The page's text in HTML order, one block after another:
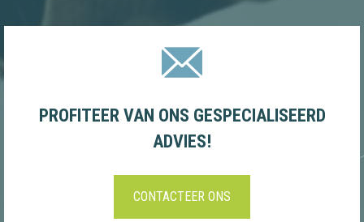
PROFITEER VAN ONS GESPECIALISEERD
ADVIES!
CONTACTEER ONS